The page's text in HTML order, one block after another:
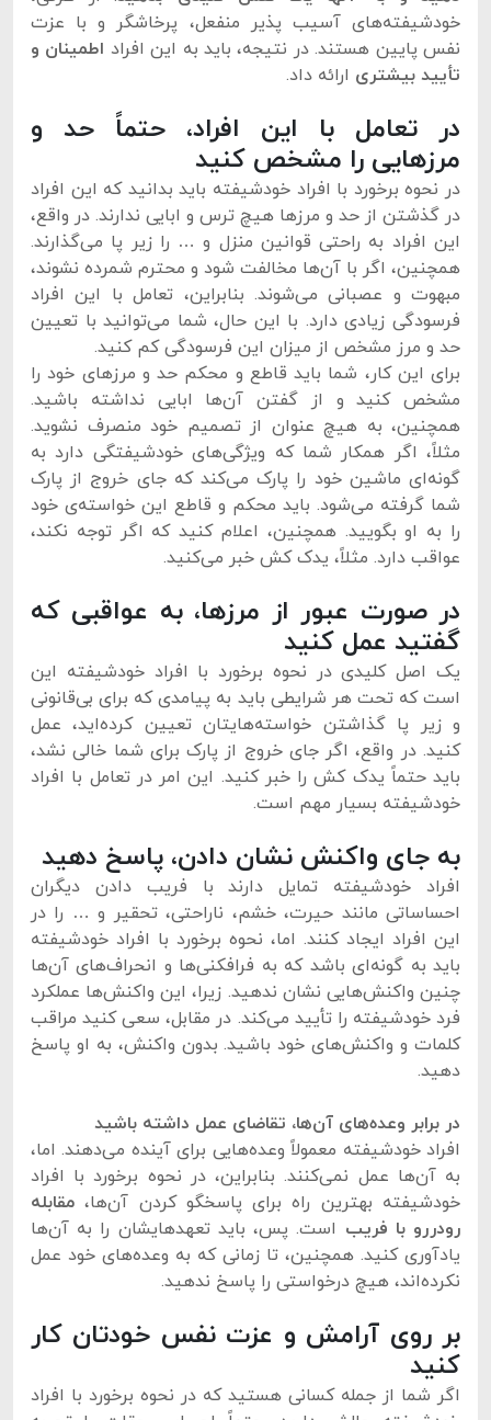
خودشیفته‌های آسیب پذیر منفعل، پرخاشگر و با عزت
نفس پایین هستند. در نتیجه، باید به این افراد اطمینان و
تأیید بیشتری ارائه داد.
در تعامل با این افراد، حتماً حد و
مرزهایی را مشخص کنید
در نحوه برخورد با افراد خودشیفته باید بدانید که این افراد
در گذشتن از حد و مرزها هیچ ترس و ابایی ندارند. در واقع،
این افراد به راحتی قوانین منزل و … را زیر پا می‌گذارند.
همچنین، اگر با آن‌ها مخالفت شود و محترم شمرده نشوند،
مبهوت و عصبانی می‌شوند. بنابراین، تعامل با این افراد
فرسودگی زیادی دارد. با این حال، شما می‌توانید با تعیین
حد و مرز مشخص از میزان این فرسودگی کم کنید.
برای این کار، شما باید قاطع و محکم حد و مرزهای خود را
مشخص کنید و از گفتن آن‌ها ابایی نداشته باشید.
همچنین، به هیچ عنوان از تصمیم خود منصرف نشوید.
مثلاً، اگر همکار شما که ویژگی‌های خودشیفتگی دارد به
گونه‌ای ماشین خود را پارک می‌کند که جای خروج از پارک
شما گرفته می‌شود. باید محکم و قاطع این خواسته‌ی خود
را به او بگویید. همچنین، اعلام کنید که اگر توجه نکند،
عواقب دارد. مثلاً، یدک کش خبر می‌کنید.
در صورت عبور از مرزها، به عواقبی که
گفتید عمل کنید
یک اصل کلیدی در نحوه برخورد با افراد خودشیفته این
است که تحت هر شرایطی باید به پیامدی که برای بی‌قانونی
و زیر پا گذاشتن خواسته‌هایتان تعیین کرده‌اید، عمل
کنید. در واقع، اگر جای خروج از پارک برای شما خالی نشد،
باید حتماً یدک کش را خبر کنید. این امر در تعامل با افراد
خودشیفته بسیار مهم است.
به جای واکنش نشان دادن، پاسخ دهید
افراد خودشیفته تمایل دارند با فریب دادن دیگران
احساساتی مانند حیرت، خشم، ناراحتی، تحقیر و … را در
این افراد ایجاد کنند. اما، نحوه برخورد با افراد خودشیفته
باید به گونه‌ای باشد که به فرافکنی‌ها و انحراف‌های آن‌ها
چنین واکنش‌هایی نشان ندهید. زیرا، این واکنش‌ها عملکرد
فرد خودشیفته را تأیید می‌کند. در مقابل، سعی کنید مراقب
کلمات و واکنش‌های خود باشید. بدون واکنش، به او پاسخ
دهید.
در برابر وعده‌های آن‌ها، تقاضای عمل داشته باشید
افراد خودشیفته معمولاً وعده‌هایی برای آینده می‌دهند. اما،
به آن‌ها عمل نمی‌کنند. بنابراین، در نحوه برخورد با افراد
خودشیفته بهترین راه برای پاسخگو کردن آن‌ها، مقابله
رودررو با فریب است. پس، باید تعهدهایشان را به آن‌ها
یادآوری کنید. همچنین، تا زمانی که به وعده‌های خود عمل
نکرده‌اند، هیچ درخواستی را پاسخ ندهید.
بر روی آرامش و عزت نفس خودتان کار
کنید
اگر شما از جمله کسانی هستید که در نحوه برخورد با افراد